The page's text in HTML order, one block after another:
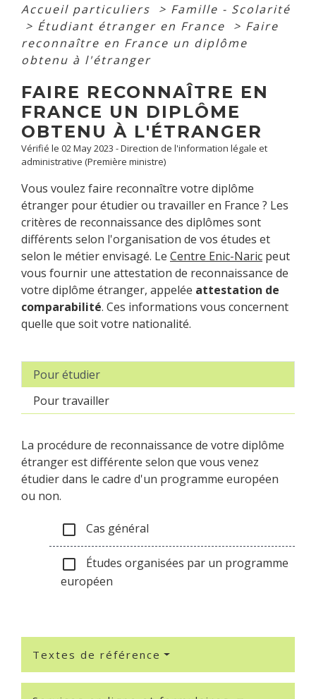
Accueil particuliers > Famille - Scolarité
> Étudiant étranger en France > Faire
reconnaître en France un diplôme
obtenu à l'étranger
FAIRE RECONNAÎTRE EN
FRANCE UN DIPLÔME
OBTENU À L'ÉTRANGER
Vérifié le 02 May 2023 - Direction de l'information légale et
administrative (Première ministre)
Vous voulez faire reconnaître votre diplôme
étranger pour étudier ou travailler en France ? Les
critères de reconnaissance des diplômes sont
différents selon l'organisation de vos études et
selon le métier envisagé. Le Centre Enic-Naric peut
vous fournir une attestation de reconnaissance de
votre diplôme étranger, appelée attestation de
comparabilité. Ces informations vous concernent
quelle que soit votre nationalité.
Pour étudier
Pour travailler
La procédure de reconnaissance de votre diplôme
étranger est différente selon que vous venez
étudier dans le cadre d'un programme européen
ou non.
check_box_outline_blank Cas général
check_box_outline_blank
Études organisées par un programme
européen
Textes de référence